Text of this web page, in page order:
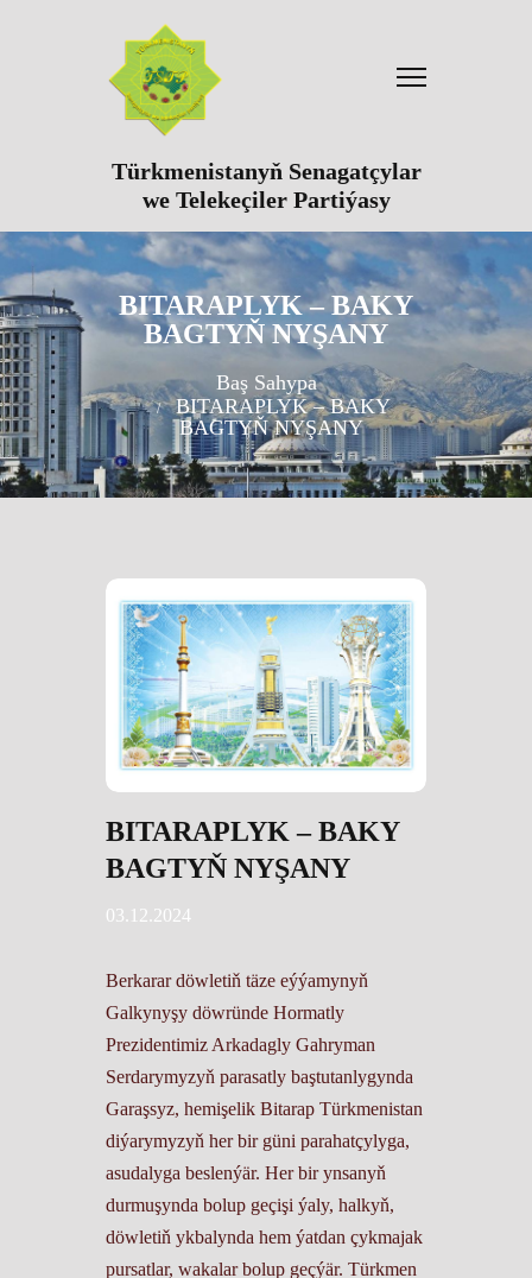
Türkmenistanyň Senagatçylar
we Telekeçiler Partiýasy
BITARAPLYK – BAKY
BAGTYŇ NYŞANY
Baş Sahypa
BITARAPLYK – BAKY
BAGTYŇ NYŞANY
BITARAPLYK – BAKY
BAGTYŇ NYŞANY
03.12.2024
Berkarar döwletiň täze eýýamynyň
Galkynyşy döwründe Hormatly
Prezidentimiz Arkadagly Gahryman
Serdarymyzyň parasatly baştutanlygynda
Garaşsyz, hemişelik Bitarap Türkmenistan
diýarymyzyň her bir güni parahatçylyga,
asudalyga beslenýär. Her bir ynsanyň
durmuşynda bolup geçişi ýaly, halkyň,
döwletiň ykbalynda hem ýatdan çykmajak
pursatlar, wakalar bolup geçýär. Türkmen